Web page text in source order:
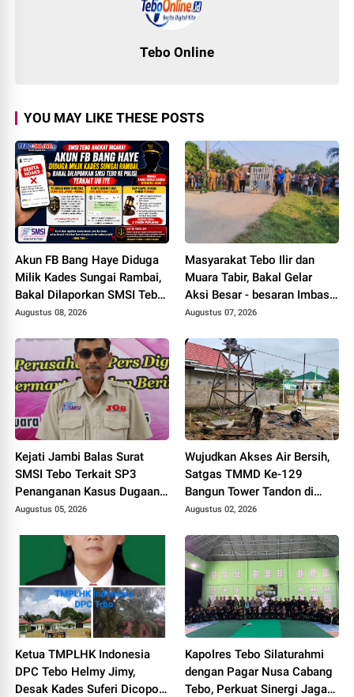
Tebo Online
YOU MAY LIKE THESE POSTS
Akun FB Bang Haye Diduga
Milik Kades Sungai Rambai,
Bakal Dilaporkan SMSI Tebo
ke Polisi Terkait UU ITE
Augustus 08, 2026
Masyarakat Tebo Ilir dan
Muara Tabir, Bakal Gelar
Aksi Besar - besaran Imbas
Jalan Simpang Betung -
2027
Augustus 07, 2026
Kejati Jambi Balas Surat
SMSI Tebo Terkait SP3
Penanganan Kasus Dugaan
Korupsi di DPUPR Tebo Rp
Augustus 05, 2026
Wujudkan Akses Air Bersih,
Satgas TMMD Ke-129
Bangun Tower Tandon di
Desa Tanjung Agung
Augustus 02, 2026
Ketua TMPLHK Indonesia
DPC Tebo Helmy Jimy,
Desak Kades Suferi Dicopot
Kapolres Tebo Silaturahmi
dengan Pagar Nusa Cabang
Tebo, Perkuat Sinergi Jaga